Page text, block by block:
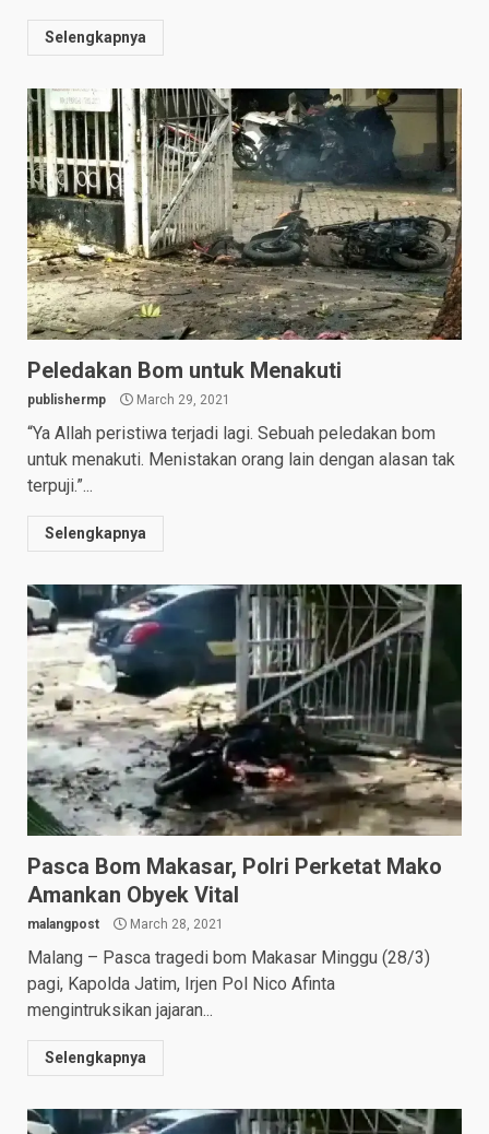
Selengkapnya
Peledakan Bom untuk Menakuti
publishermp March 29, 2021
“Ya Allah peristiwa terjadi lagi. Sebuah peledakan bom
untuk menakuti. Menistakan orang lain dengan alasan tak
terpuji.”...
Selengkapnya
Pasca Bom Makasar, Polri Perketat Mako
Amankan Obyek Vital
malangpost March 28, 2021
Malang – Pasca tragedi bom Makasar Minggu (28/3)
pagi, Kapolda Jatim, Irjen Pol Nico Afinta
mengintruksikan jajaran...
Selengkapnya